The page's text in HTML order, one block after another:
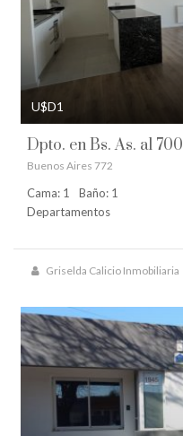
U$D1
Dpto. en Bs. As. al 700
Buenos Aires 772
Cama: 1
Baño: 1
Departamentos
Griselda Calicio Inmobiliaria